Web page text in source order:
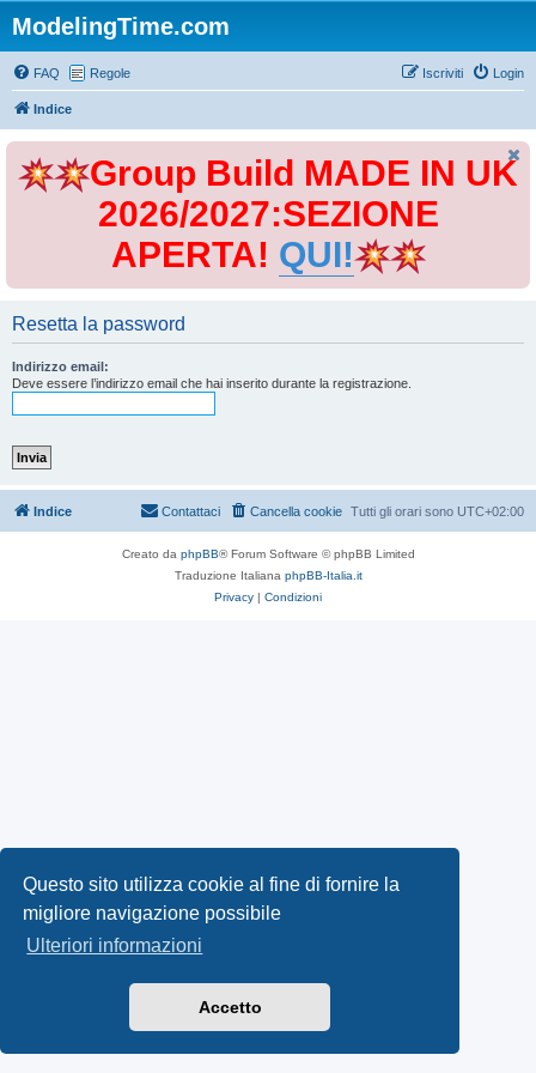
Questo sito utilizza cookie al fine di fornire la
migliore navigazione possibile
Ulteriori informazioni
Accetto
ModelingTime.com
FAQ Regole Login
Iscriviti
Indice
Group Build MADE IN UK
2026/2027:SEZIONE
APERTA! QUI!
Resetta la password
Indirizzo email:
Deve essere l’indirizzo email che hai inserito durante la registrazione.
Indice Tutti gli orari sono UTC+02:00
Cancella cookie
Contattaci
Creato da phpBB® Forum Software © phpBB Limited
Traduzione Italiana phpBB-Italia.it
Privacy | Condizioni